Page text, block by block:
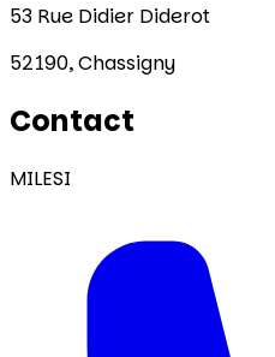
53 Rue Didier Diderot
52190,Chassigny
Contact
MILESI